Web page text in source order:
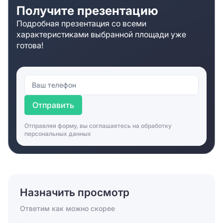
Получите презентацию
Подробная презентация со всеми
характеристиками выбранной площади уже
готова!
Отправить
Отправляя форму, вы соглашаетесь на обработку
персональных данных
Назначить просмотр
Ответим как можно скорее